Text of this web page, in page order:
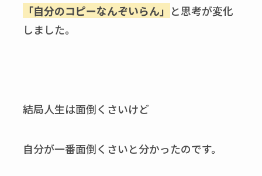
「自分のコピーなんぞいらん」 と思考が変化
しました。
結局人生は面倒くさいけど
自分が一番面倒くさいと分かったのです。